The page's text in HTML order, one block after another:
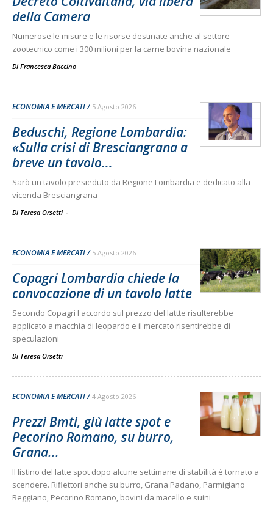
della Camera
Numerose le misure e le risorse destinate anche al settore
zootecnico come i 300 milioni per la carne bovina nazionale
Di Francesca Baccino
ECONOMIA E MERCATI 5 Agosto 2026
Beduschi, Regione Lombardia:
«Sulla crisi di Bresciangrana a
breve un tavolo...
Sarò un tavolo presieduto da Regione Lombardia e dedicato alla
vicenda Bresciangrana
Di Teresa Orsetti -
ECONOMIA E MERCATI 5 Agosto 2026
Copagri Lombardia chiede la
convocazione di un tavolo latte
Secondo Copagri l'accordo sul prezzo del lattte risulterebbe
applicato a macchia di leopardo e il mercato risentirebbe di
speculazioni
Di Teresa Orsetti -
ECONOMIA E MERCATI 4 Agosto 2026
Prezzi Bmti, giù latte spot e
Pecorino Romano, su burro,
Grana...
Il listino del latte spot dopo alcune settimane di stabilità è tornato a
scendere. Riflettori anche su burro, Grana Padano, Parmigiano
Reggiano, Pecorino Romano, bovini da macello e suini